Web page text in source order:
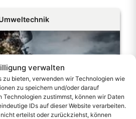
verwalten
zu bieten, verwenden wir Technologien wie
zu speichern und/oder darauf
Technologien zustimmst, können wir Daten
IDs auf dieser Website verarbeiten.
erteilst oder zurückziehst, können